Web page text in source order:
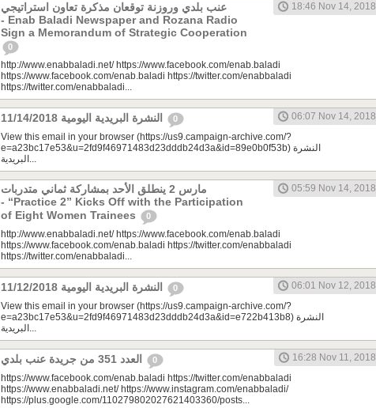
عنب بلدي وروزنة توقعان مذكرة تعاون استراتيجي
- Enab Baladi Newspaper and Rozana Radio
Sign a Memorandum of Strategic Cooperation
0
18:46 Nov 14, 2018
http://www.enabbaladi.net/ https://www.facebook.com/enab.baladi
https://www.facebook.com/enab.baladi https://twitter.com/enabbaladi
https://twitter.com/enabbaladi...
0
06:07 Nov 14, 2018
View this email in your browser (https://us9.campaign-archive.com/?
e=a23bc17e53&u=2fd9f46971483d23dddb24d3a&id=89e0b0f53b) النشرة
البريدية...
مارس 2 ينطلق الأحد بمشاركة ثماني متدربات
- “Practice 2” Kicks Off with the Participation
of Eight Women Trainees
0
05:59 Nov 14, 2018
http://www.enabbaladi.net/ https://www.facebook.com/enab.baladi
https://www.facebook.com/enab.baladi https://twitter.com/enabbaladi
https://twitter.com/enabbaladi...
0
06:01 Nov 12, 2018
View this email in your browser (https://us9.campaign-archive.com/?
e=a23bc17e53&u=2fd9f46971483d23dddb24d3a&id=e722b413b8) النشرة
البريدية...
0
16:28 Nov 11, 2018
https://www.facebook.com/enab.baladi https://twitter.com/enabbaladi
https://www.enabbaladi.net/ https://www.instagram.com/enabbaladi/
https://plus.google.com/110279802027621403360/posts...